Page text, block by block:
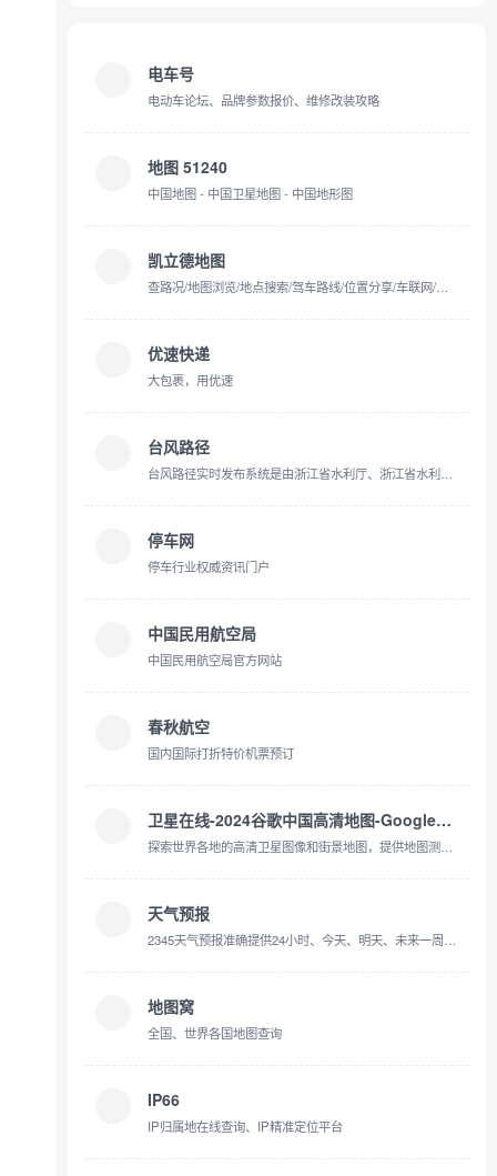
电车号
电动车论坛、品牌参数报价、维修改装攻略
地图 51240
中国地图 - 中国卫星地图 - 中国地形图
凯立德地图
查路况/地图浏览/地点搜索/驾车路线/位置分享/车联网/多屏互动
优速快递
大包裹，用优速
台风路径
台风路径实时发布系统是由浙江省水利厅、浙江省水利信息管理中心主办的台风信息发布系统,系统提供最新最全的台风信息和台风路径,可及时准确地提供台风的实时信息、预报信息和历史信息,系统同时整合卫星云图、降雨等内容
停车网
停车行业权威资讯门户
中国民用航空局
中国民用航空局官方网站
春秋航空
国内国际打折特价机票预订
卫星在线-2024谷歌中国高清地图-Google世界高清卫星地图
探索世界各地的高清卫星图像和街景地图，提供地图测量、地标分享等功能，您的在线地球探索之旅从此开始。
天气预报
2345天气预报准确提供24小时、今天、明天、未来一周7天、10天、15天、30天及40天天气预报查询服务，可以查询全国3259个城区及全球四十天天气预报!并为用户提供生活指数、交通指数、旅行出游指数及各类专业天气预报资讯。
地图窝
全国、世界各国地图查询
IP66
IP归属地在线查询、IP精准定位平台